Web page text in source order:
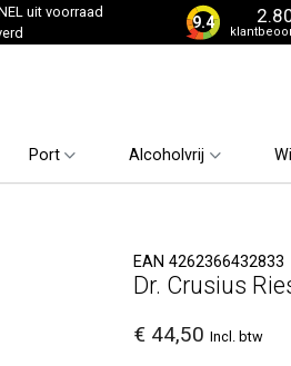
uit voorraad
9.4
Port Alcoholvrij
EAN 4262366432833
Dr. Crusius
€ 44,50 Incl. btw